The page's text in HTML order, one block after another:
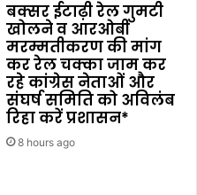
बक्सर ईटाढ़ी रेल गुमटी
खोलने व आरओबी
मरम्मतीकरण की मांग
कर रेल चक्का जाम कर
रहे कांग्रेस नेताओं और
संघर्ष समिति को अविलंब
रिहा करें प्रशासन*
8 hours ago